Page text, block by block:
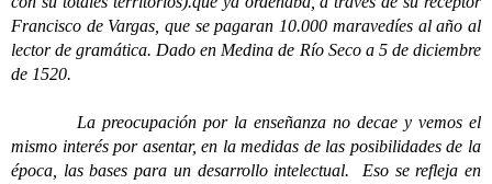
Francisco de Vargas, que se pagaran 10.000 maravedíes al año al
lector de gramática. Dado en Medina de Río Seco a 5 de diciembre
de 1520.
La preocupación por la enseñanza no decae y vemos el
mismo interés por asentar, en la medidas de las posibilidades de la
época, las bases para un desarrollo intelectual. Eso se refleja en